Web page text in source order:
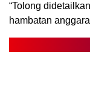
“Tolong
hambatan